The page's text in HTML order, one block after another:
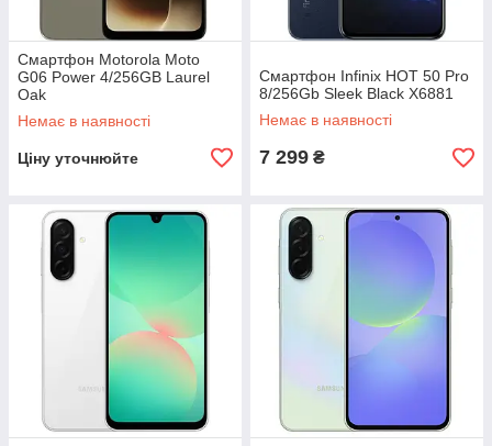
Смартфон Motorola Moto
G06 Power 4/256GB Laurel
Oak
Немає в наявності
Ціну уточнюйте
Смартфон Infinix HOT 50 Pro
8/256Gb Sleek Black X6881
Немає в наявності
7 299 ₴